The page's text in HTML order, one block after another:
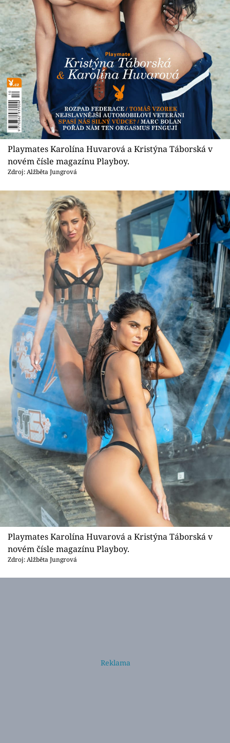
Videa
Sledujte prima+
Přihlášení
Sledujte nás
Playmates Karolína Huvarová a Kristýna Táborská v
novém čísle magazínu Playboy.
Zdroj: Alžběta Jungrová
Playmates Karolína Huvarová a Kristýna Táborská v
novém čísle magazínu Playboy.
Zdroj: Alžběta Jungrová